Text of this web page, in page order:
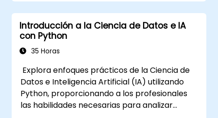
Introducción a la Ciencia de Datos e IA
con Python
35 Horas
Explora enfoques prácticos de la Ciencia de
Datos e Inteligencia Artificial (IA) utilizando
Python, proporcionando a los profesionales
las habilidades necesarias para analizar